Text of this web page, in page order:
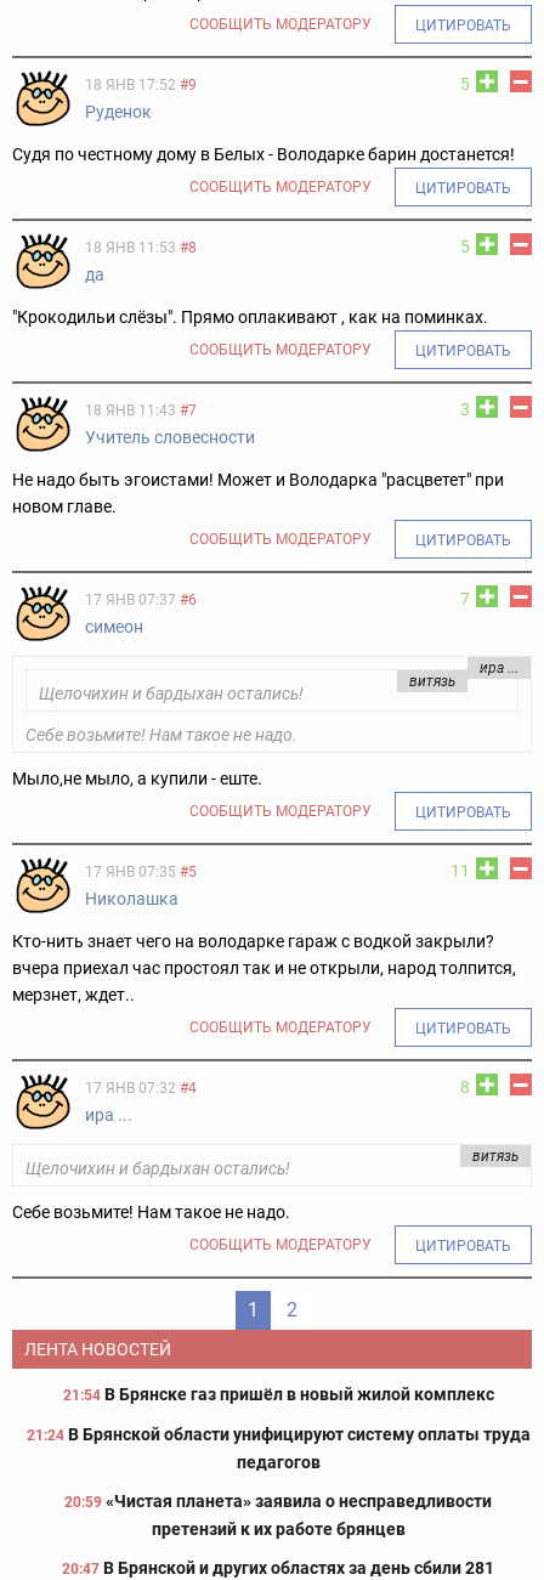
СООБЩИТЬ МОДЕРАТОРУ ЦИТИРОВАТЬ
5
18 ЯНВ 17:52 #9
Руденок
Судя по честному дому в Белых - Володарке барин достанется!
СООБЩИТЬ МОДЕРАТОРУ ЦИТИРОВАТЬ
5
18 ЯНВ 11:53 #8
дa
"Крокодильи слёзы". Прямо оплакивают , как на поминках.
СООБЩИТЬ МОДЕРАТОРУ ЦИТИРОВАТЬ
3
18 ЯНВ 11:43 #7
Учитель словесности
Не надо быть эгоистами! Может и Володарка "расцветет" при
новом главе.
СООБЩИТЬ МОДЕРАТОРУ ЦИТИРОВАТЬ
7
17 ЯНВ 07:37 #6
симеон
ира ...
витязь
Щелочихин и бардыхан остались!
Себе возьмите! Нам такое не надо.
Мыло,не мыло, а купили - еште.
СООБЩИТЬ МОДЕРАТОРУ ЦИТИРОВАТЬ
11
17 ЯНВ 07:35 #5
Николашка
Кто-нить знает чего на володарке гараж с водкой закрыли?
вчера приехал час простоял так и не открыли, народ толпится,
мерзнет, ждет..
СООБЩИТЬ МОДЕРАТОРУ ЦИТИРОВАТЬ
8
17 ЯНВ 07:32 #4
ира ...
витязь
Щелочихин и бардыхан остались!
Себе возьмите! Нам такое не надо.
СООБЩИТЬ МОДЕРАТОРУ ЦИТИРОВАТЬ
1 2
ЛЕНТА НОВОСТЕЙ
21:54 В Брянске газ пришёл в новый жилой комплекс
21:24 В Брянской области унифицируют систему оплаты труда
педагогов
20:59 «Чистая планета» заявила о несправедливости
претензий к их работе брянцев
20:47 В Брянской и других областях за день сбили 281